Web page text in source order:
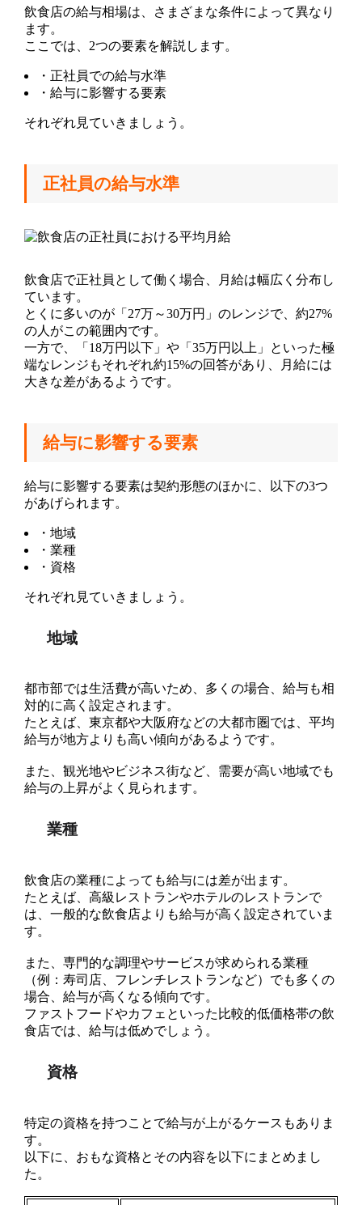
飲食店の給与相場は、さまざまな条件によって異なり
ます。
ここでは、2つの要素を解説します。
・正社員での給与水準
・給与に影響する要素
それぞれ見ていきましょう。
正社員の給与水準
飲食店で正社員として働く場合、月給は幅広く分布し
ています。
とくに多いのが「27万～30万円」のレンジで、約27%
の人がこの範囲内です。
一方で、「18万円以下」や「35万円以上」といった極
端なレンジもそれぞれ約15%の回答があり、月給には
大きな差があるようです。
給与に影響する要素
給与に影響する要素は契約形態のほかに、以下の3つ
があげられます。
・地域
・業種
・資格
それぞれ見ていきましょう。
地域
都市部では生活費が高いため、多くの場合、給与も相
対的に高く設定されます。
たとえば、東京都や大阪府などの大都市圏では、平均
給与が地方よりも高い傾向があるようです。
また、観光地やビジネス街など、需要が高い地域でも
給与の上昇がよく見られます。
業種
飲食店の業種によっても給与には差が出ます。
たとえば、高級レストランやホテルのレストランで
は、一般的な飲食店よりも給与が高く設定されていま
す。
また、専門的な調理やサービスが求められる業種
（例：寿司店、フレンチレストランなど）でも多くの
場合、給与が高くなる傾向です。
ファストフードやカフェといった比較的低価格帯の飲
食店では、給与は低めでしょう。
資格
特定の資格を持つことで給与が上がるケースもありま
す。
以下に、おもな資格とその内容を以下にまとめまし
た。